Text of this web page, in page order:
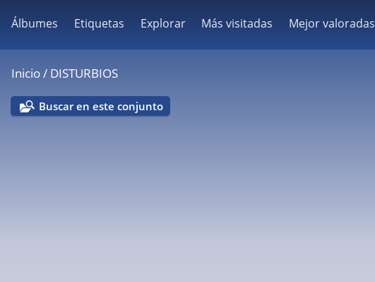
Álbumes Etiquetas Explorar Más visitadas Mejor valoradas
Inicio/ DISTURBIOS
Buscar en este conjunto